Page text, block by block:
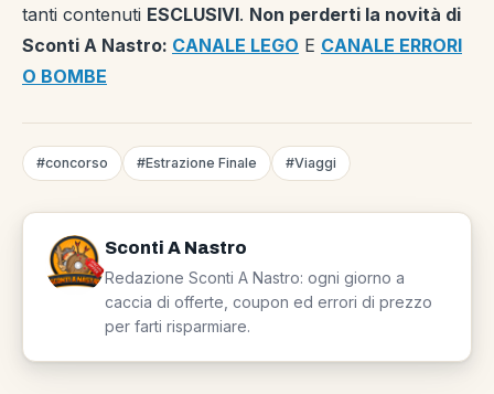
tanti contenuti ESCLUSIVI. Non perderti la novità di
Sconti A Nastro: CANALE LEGO E CANALE ERRORI
O BOMBE
#concorso #Estrazione Finale #Viaggi
Sconti A Nastro
Redazione Sconti A Nastro: ogni giorno a
caccia di offerte, coupon ed errori di prezzo
per farti risparmiare.